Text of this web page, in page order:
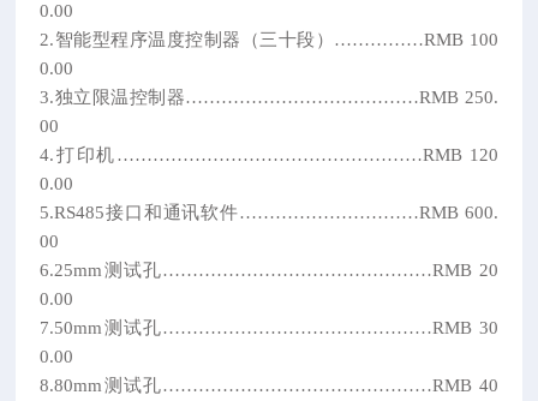
0.00
2.智能型程序温度控制器（三十段）……………RMB 100
0.00
3.独立限温控制器…………………………………RMB 250.
00
4.打印机……………………………………………RMB 120
0.00
5.RS485接口和通讯软件…………………………RMB 600.
00
6.25mm测试孔………………………………………RMB 20
0.00
7.50mm测试孔………………………………………RMB 30
0.00
8.80mm测试孔………………………………………RMB 40